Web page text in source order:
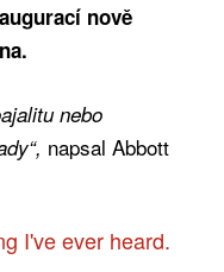
nově
nebo
napsal Abbott
I've ever heard.